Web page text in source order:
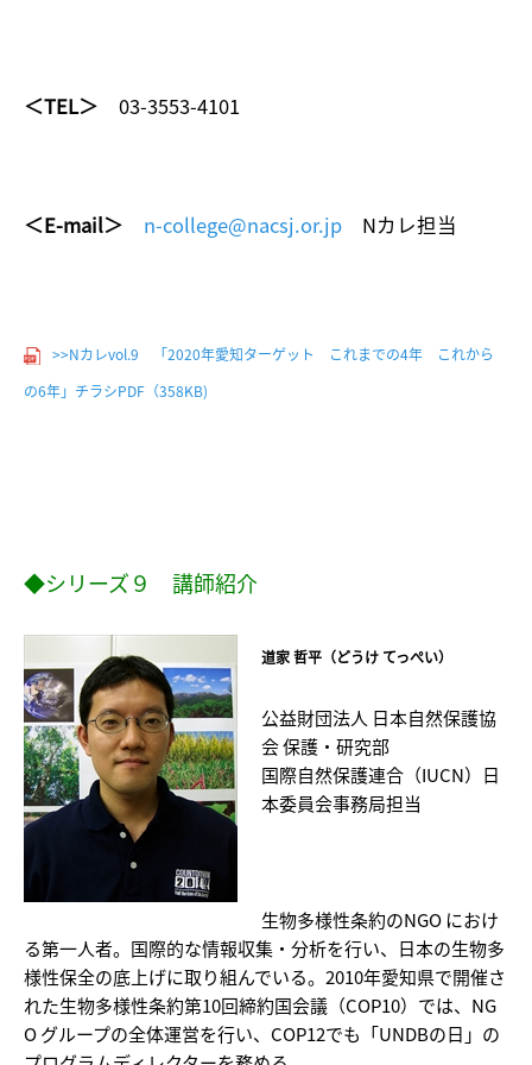
＜TEL＞ 03-3553-4101
＜E-mail＞ n-college@nacsj.or.jp Nカレ担当
>>Nカレvol.9 「2020年愛知ターゲット これまでの4年 これから
の6年」チラシPDF（358KB)
◆シリーズ９ 講師紹介
道家 哲平（どうけ てっぺい）
公益財団法人 日本自然保護協
会 保護・研究部
国際自然保護連合（IUCN）日
本委員会事務局担当
生物多様性条約のNGO におけ
る第一人者。国際的な情報収集・分析を行い、日本の生物多
様性保全の底上げに取り組んでいる。2010年愛知県で開催さ
れた生物多様性条約第10回締約国会議（COP10）では、NG
O グループの全体運営を行い、COP12でも「UNDBの日」の